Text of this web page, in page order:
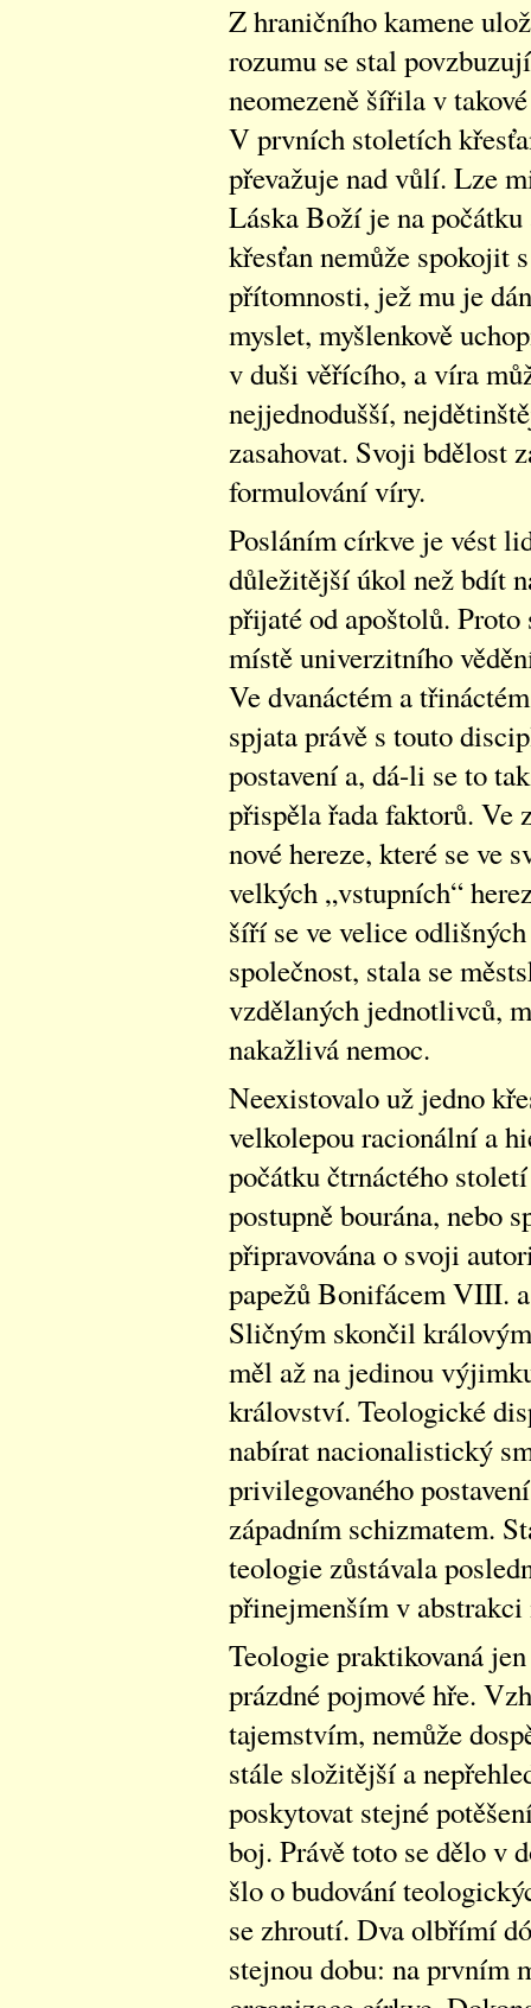
Z hraničního kamene
rozumu se stal
neomezeně šířila v
V prvních stoletích
převažuje nad vůlí. Lze
Láska Boží je na
křesťan nemůže spokojit
přítomnosti, jež mu je
myslet, myšlenkově
v duši věřícího, a víra
nejjednodušší,
zasahovat. Svoji bdělost
formulování víry.
Posláním církve je vést
důležitější úkol než bdít
přijaté od apoštolů.
místě univerzitního
Ve dvanáctém a
spjata právě s touto
postavení a, dá-li se to
přispěla řada faktorů. Ve
nové hereze, které se ve
velkých „vstupních“
šíří se ve velice
společnost, stala se
vzdělaných jednotlivců,
nakažlivá nemoc.
Neexistovalo už jedno
velkolepou racionální a
počátku čtrnáctého
postupně bourána, nebo
připravována o svoji
papežů Bonifácem VIII.
Sličným skončil
měl až na jedinou
království. Teologické
nabírat nacionalistický
privilegovaného
západním schizmatem.
teologie zůstávala
přinejmenším v
Teologie praktikovaná
prázdné pojmové hře.
tajemstvím, nemůže
stále složitější a
poskytovat stejné
boj. Právě toto se dělo v
šlo o budování
se zhroutí. Dva olbřímí
stejnou dobu: na prvním